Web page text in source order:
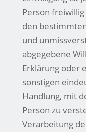
Person
den
und
abgegebene
Erklärung oder
sonstigen
Handlung, mit
Person zu
Verarbeitung